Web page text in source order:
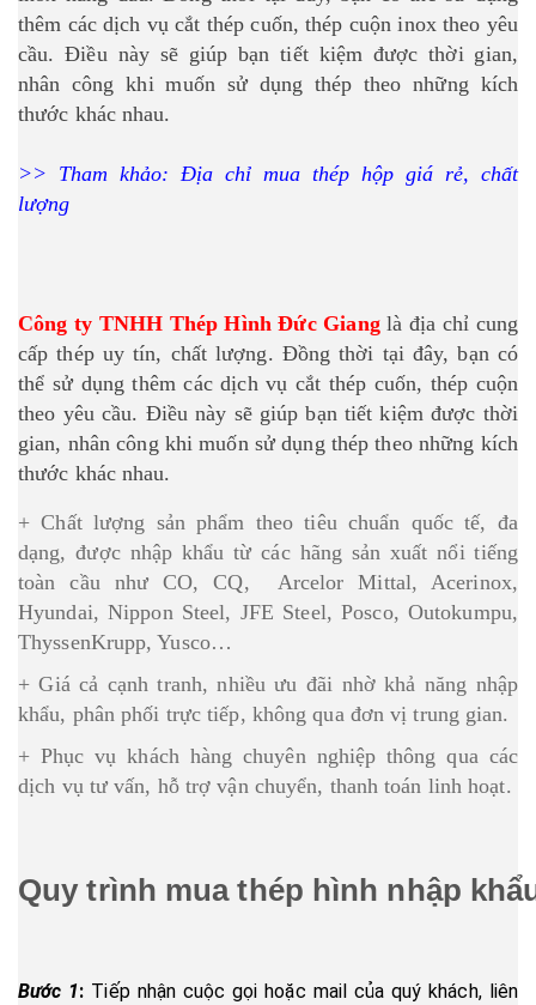
thêm các dịch vụ cắt thép cuốn, thép cuộn inox theo yêu
cầu. Điều này sẽ giúp bạn tiết kiệm được thời gian,
nhân công khi muốn sử dụng thép theo những kích
thước khác nhau.
>> Tham khảo: Địa chỉ mua thép hộp giá rẻ, chất
lượng
Công ty TNHH Thép Hình Đức Gianglà địa chỉ cung
cấp thép uy tín, chất lượng. Đồng thời tại đây, bạn có
thể sử dụng thêm các dịch vụ cắt thép cuốn, thép cuộn
theo yêu cầu. Điều này sẽ giúp bạn tiết kiệm được thời
gian, nhân công khi muốn sử dụng thép theo những kích
thước khác nhau.
+ Chất lượng sản phẩm theo tiêu chuẩn quốc tế, đa
dạng, được nhập khẩu từ các hãng sản xuất nổi tiếng
toàn cầu như CO, CQ, Arcelor Mittal, Acerinox,
Hyundai, Nippon Steel, JFE Steel, Posco, Outokumpu,
ThyssenKrupp, Yusco…
+ Giá cả cạnh tranh, nhiều ưu đãi nhờ khả năng nhập
khẩu, phân phối trực tiếp, không qua đơn vị trung gian.
+ Phục vụ khách hàng chuyên nghiệp thông qua các
dịch vụ tư vấn, hỗ trợ vận chuyển, thanh toán linh hoạt.
Quy trình muathép hình nhập
Bước 1: Tiếp nhận cuộc gọi hoặc mail của quý khách, liên